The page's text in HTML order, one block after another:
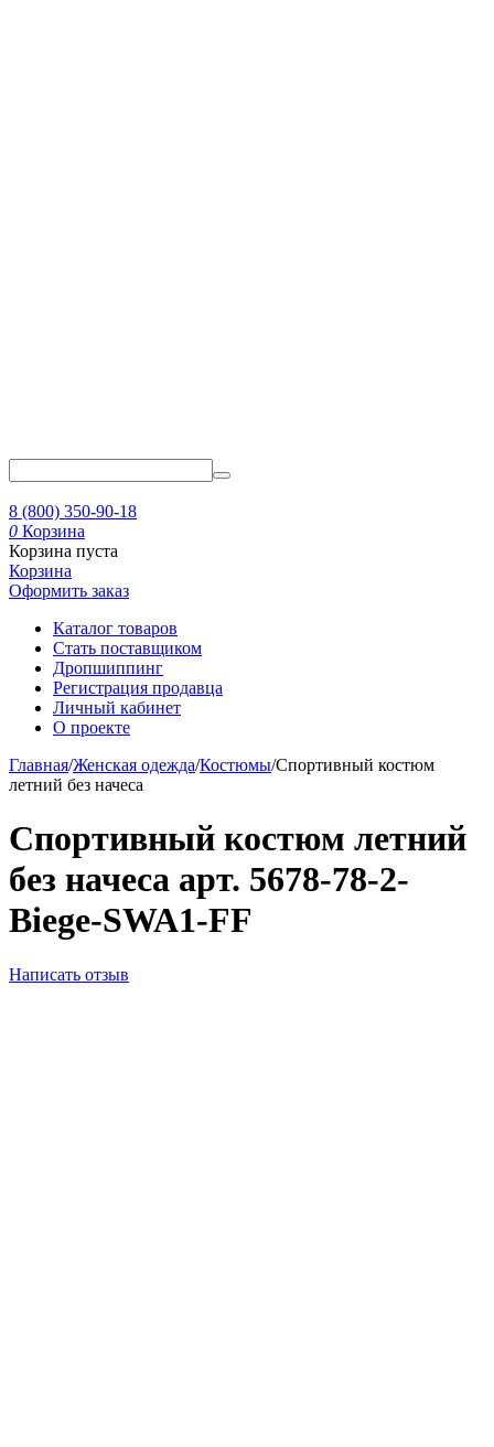
8 (800) 350-90-18
0 Корзина
Корзина пуста
Корзина
Оформить заказ
Каталог товаров
Стать поставщиком
Дропшиппинг
Регистрация продавца
Личный кабинет
О проекте
Главная/Женская одежда/Костюмы/Спортивный костюм
летний без начеса
Спортивный костюм летний
без начеса арт. 5678-78-2-
Biege-SWA1-FF
Написать отзыв